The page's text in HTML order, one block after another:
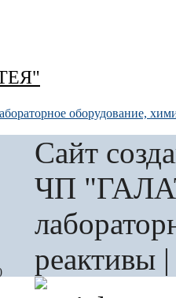
оборудование,
Сайт
ЧП
реактивы